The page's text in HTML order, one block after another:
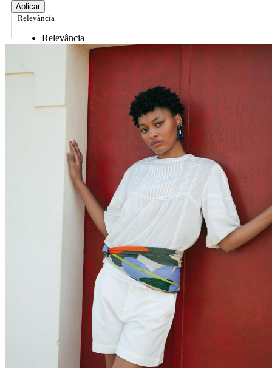
Aplicar
Relevância
Relevância
Preço Crescente
Preço Decrescente
Nome do Produto A - Z
Nome do Produto Z - A
Preço Crescente
Preço Decrescente
Nome do Produto A - Z
Nome do Produto Z - A